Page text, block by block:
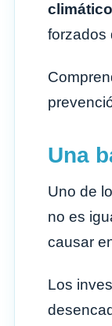
climático
forzados
Una
Uno de
no es
causar
Los